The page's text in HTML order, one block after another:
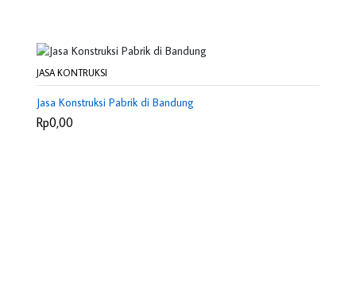
JASA KONTRUKSI
Jasa Konstruksi Pabrik di Bandung
Rp0,00